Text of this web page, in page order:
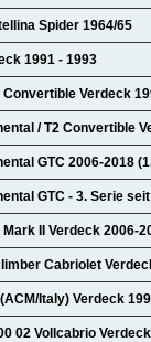
Spider 1964/65
1991 - 1993
Verdeck
/ T2 Convertible
GTC 2006-2018
GTC - 3. Serie
II Verdeck 2006-
Cabriolet
Italy) Verdeck
02 Vollcabrio